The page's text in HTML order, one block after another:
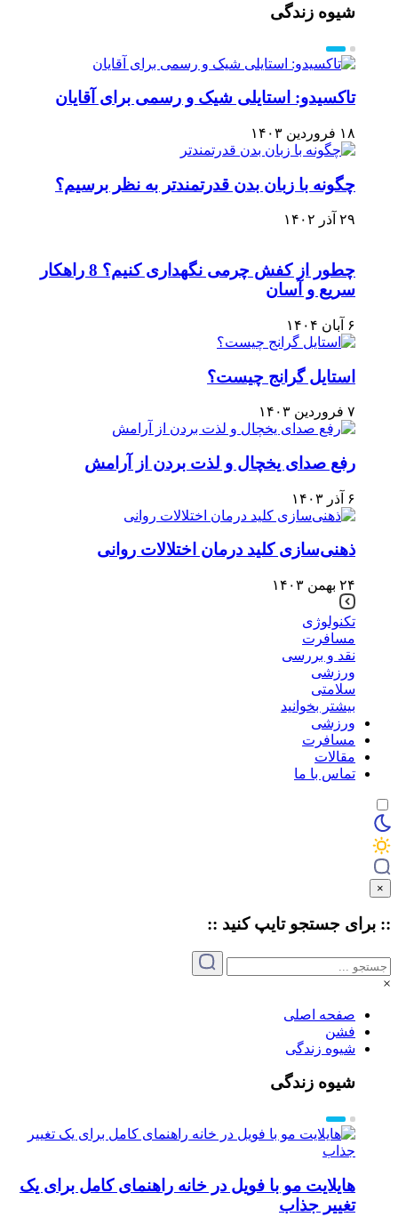
شیوه زندگی
تاکسیدو: استایلی شیک و رسمی برای آقایان
۱۸ فروردین ۱۴۰۳
چگونه با زبان بدن قدرتمندتر به نظر برسیم؟
۲۹ آذر ۱۴۰۲
چطور از کفش چرمی نگهداری کنیم؟ 8 راهکار
سریع و آسان
۶ آبان ۱۴۰۴
استایل گرانج چیست؟
۷ فروردین ۱۴۰۳
رفع صدای یخچال و لذت بردن از آرامش
۶ آذر ۱۴۰۳
ذهنی‌سازی کلید درمان اختلالات روانی
۲۴ بهمن ۱۴۰۳
تکنولوژی
مسافرت
نقد و بررسی
ورزشی
سلامتی
بیشتر بخوانید
ورزشی
مسافرت
مقالات
تماس با ما
×
:: برای جستجو تایپکنید ::
×
صفحه اصلی
فشن
شیوه زندگی
شیوه زندگی
هایلایت مو با فویل در خانه راهنمای کامل برای یک
تغییر جذاب